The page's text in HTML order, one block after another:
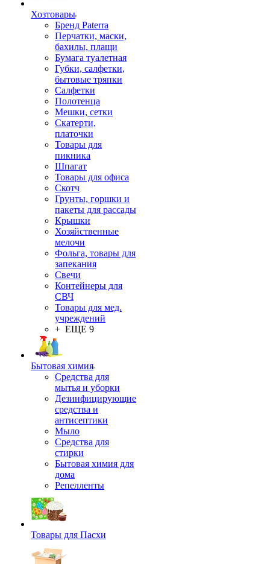
Хозтовары
Бренд Paterra
Перчатки, маски,
бахилы, плащи
Бумага туалетная
Губки, салфетки,
бытовые тряпки
Салфетки
Полотенца
Мешки, сетки
Скатерти,
платочки
Товары для
пикника
Шпагат
Товары для офиса
Скотч
Грунты, горшки и
пакеты для рассады
Крышки
Хозяйственные
мелочи
Фольга, товары для
запекания
Свечи
Контейнеры для
СВЧ
Товары для мед.
учреждений
+ ЕЩЕ 9
Бытовая химия
Средства для
мытья и уборки
Дезинфицирующие
средства и
антисептики
Мыло
Средства для
стирки
Бытовая химия для
дома
Репелленты
Товары для Пасхи